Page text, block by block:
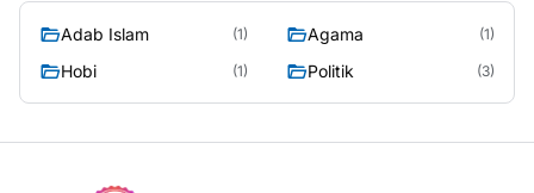
Adab Islam (1) Agama (1)
Hobi (1) Politik (3)